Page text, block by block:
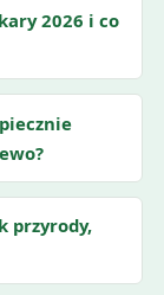
2026 i co
przyrody,